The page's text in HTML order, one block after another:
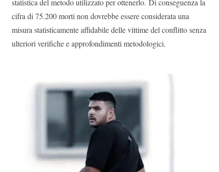
cifra di 75.200 morti non dovrebbe essere considerata una
misura statisticamente affidabile delle vittime del conflitto senza
ulteriori verifiche e approfondimenti metodologici.